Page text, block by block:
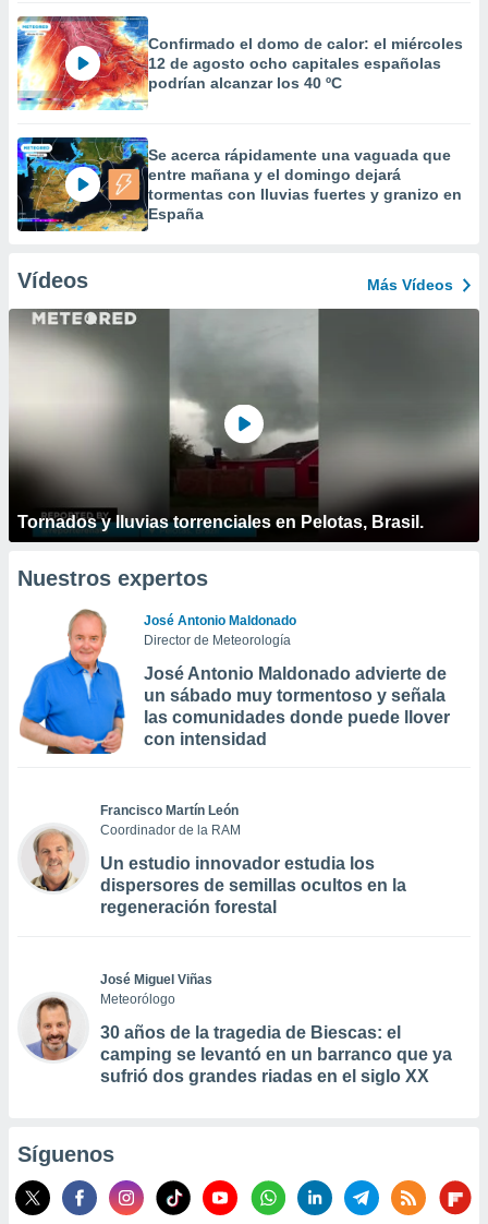
Confirmado el domo de calor: el miércoles
12 de agosto ocho capitales españolas
podrían alcanzar los 40 ºC
Se acerca rápidamente una vaguada que
entre mañana y el domingo dejará
tormentas con lluvias fuertes y granizo en
España
Vídeos Más Vídeos
Tornados y lluvias torrenciales en Pelotas, Brasil.
Nuestros expertos
José Antonio Maldonado
Director de Meteorología
José Antonio Maldonado advierte de
un sábado muy tormentoso y señala
las comunidades donde puede llover
con intensidad
Francisco Martín León
Coordinador de la RAM
Un estudio innovador estudia los
dispersores de semillas ocultos en la
regeneración forestal
José Miguel Viñas
Meteorólogo
30 años de la tragedia de Biescas: el
camping se levantó en un barranco que ya
sufrió dos grandes riadas en el siglo XX
Síguenos